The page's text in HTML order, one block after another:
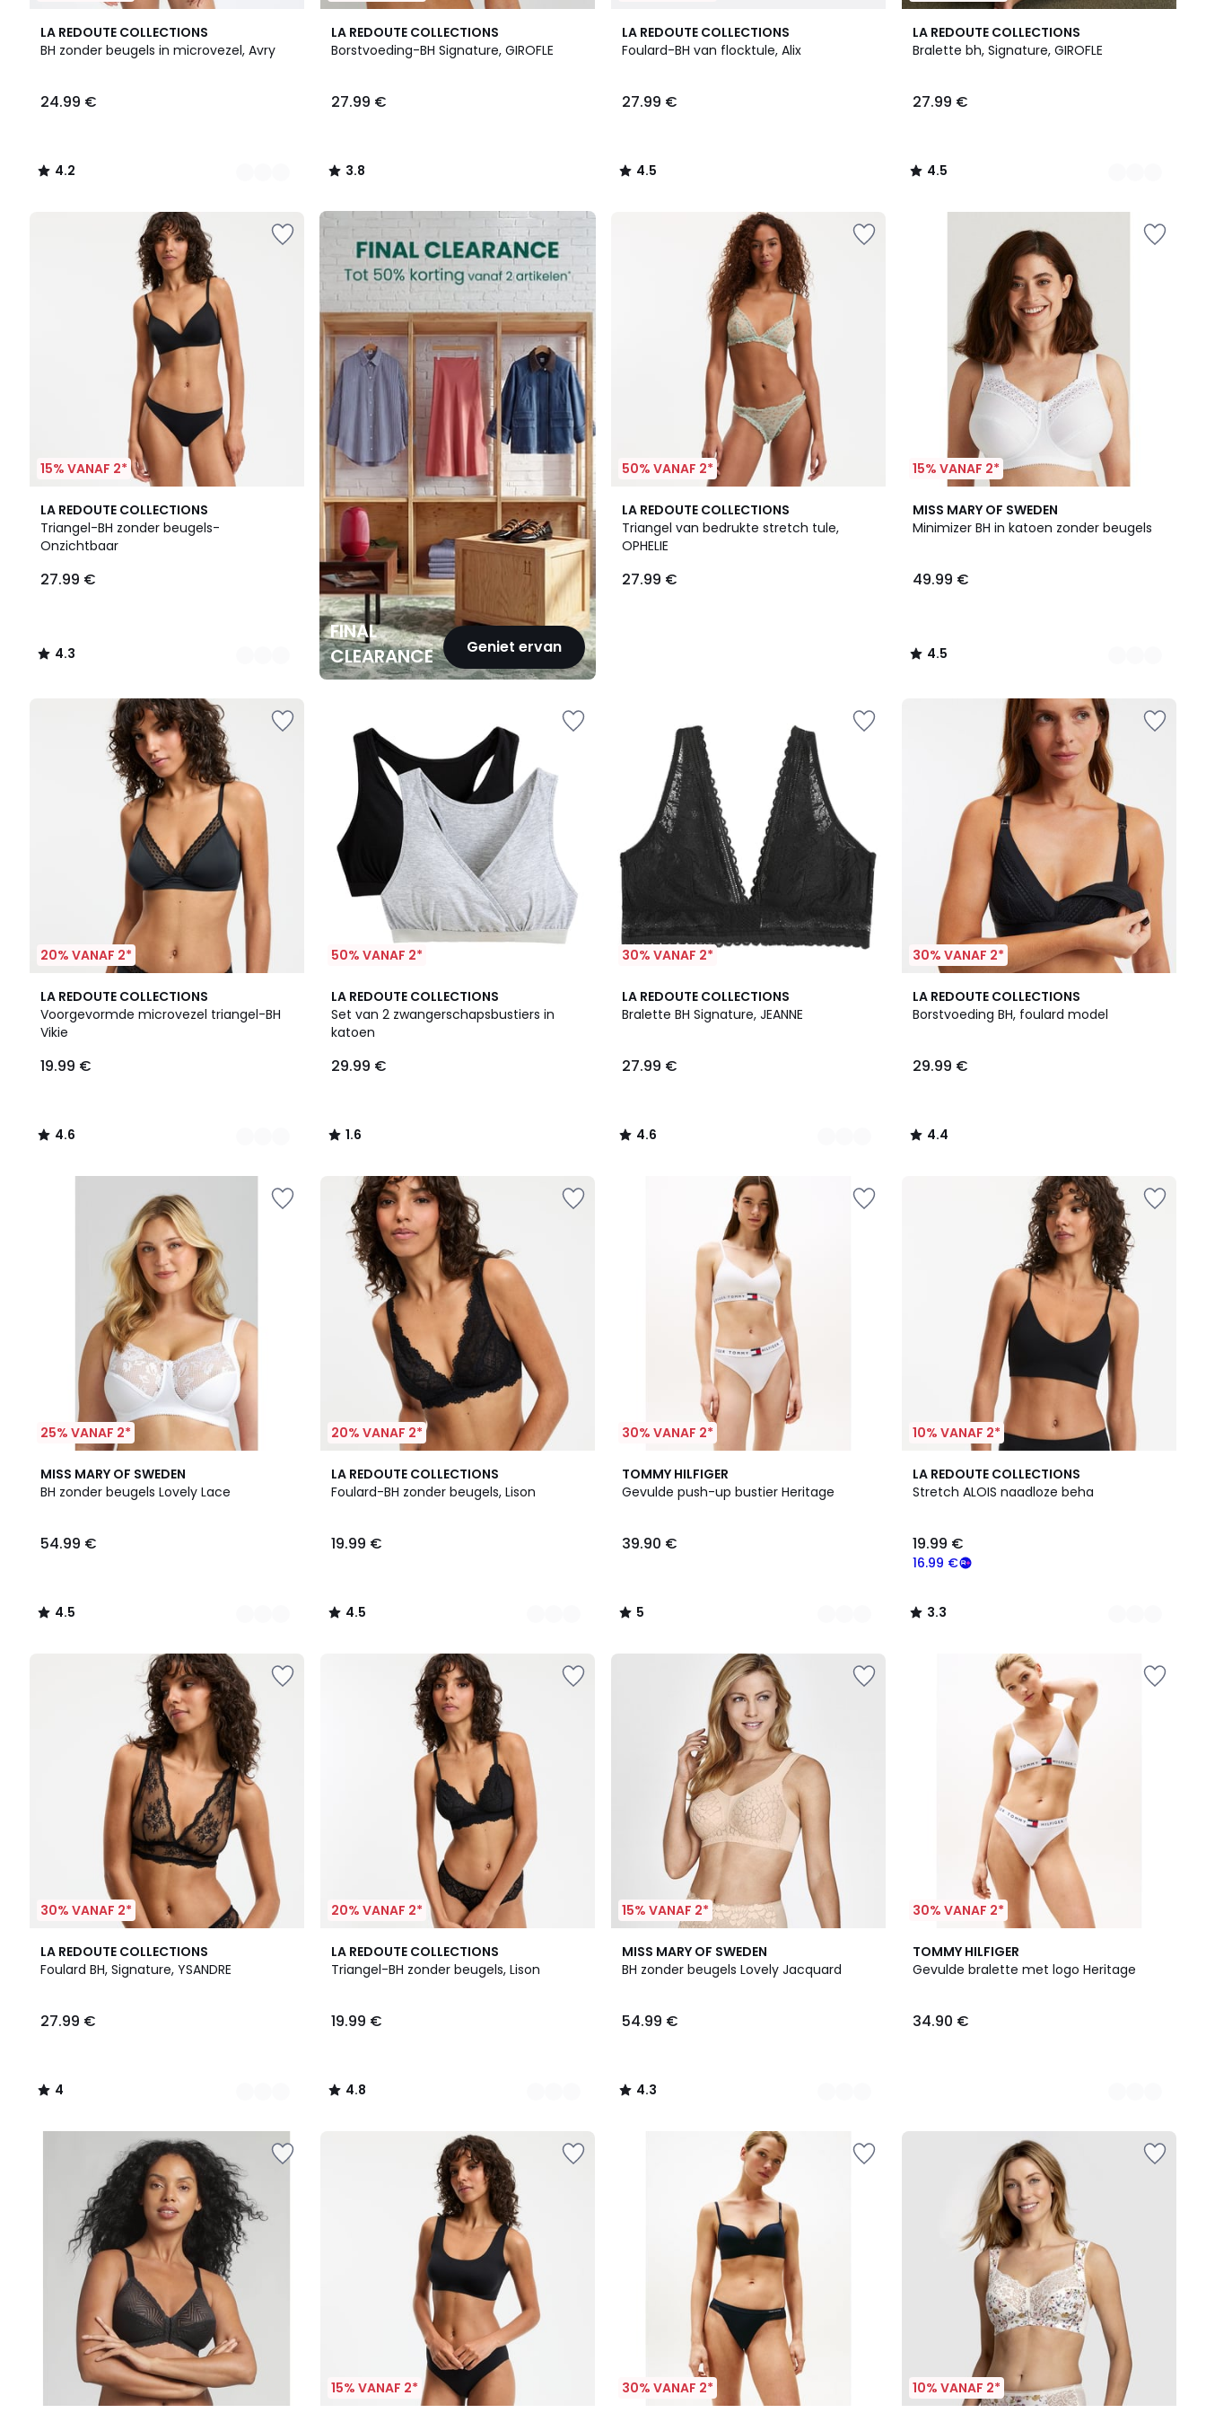
LA REDOUTE COLLECTIONS
BH zonder beugels in microvezel, Avry
€.
24.99 €
4.2
/ 5
3
Kleuren
4.2
/
LA REDOUTE COLLECTIONS
Borstvoeding-BH Signature, GIROFLE
27.99 €
3.8
/ 5
3.8
/
LA REDOUTE COLLECTIONS
Foulard-BH van flocktule, Alix
27.99 €
4.5
/ 5
4.5
/
LA REDOUTE COLLECTIONS
Bralette bh, Signature, GIROFLE
27.99 €
4.5
/ 5
2
Kleuren
4.5
/
15% VANAF 2*
LA REDOUTE COLLECTIONS
Triangel-BH zonder beugels-
Onzichtbaar
27.99 €
4.3
/ 5
3
Kleuren
4.3
/
FINAL
CLEARANCE
Geniet ervan
FINAL
CLEARANCE
50% VANAF 2*
LA REDOUTE COLLECTIONS
Triangel van bedrukte stretch tule,
OPHELIE
27.99 €
15% VANAF 2*
MISS MARY OF SWEDEN
Minimizer BH in katoen zonder beugels
49.99 €
4.5
/ 5
6
Kleuren
4.5
/
20% VANAF 2*
LA REDOUTE COLLECTIONS
Voorgevormde microvezel triangel-BH
Vikie
19.99 €
4.6
/ 5
3
Kleuren
4.6
/
50% VANAF 2*
LA REDOUTE COLLECTIONS
Set van 2 zwangerschapsbustiers in
katoen
29.99 €
1.6
/
5
1.6
/
30% VANAF 2*
LA REDOUTE COLLECTIONS
Bralette BH Signature, JEANNE
27.99 €
4.6
/ 5
3
Kleuren
4.6
/
30% VANAF 2*
LA REDOUTE COLLECTIONS
Borstvoeding BH, foulard model
29.99 €
4.4
/ 5
4.4
/
25% VANAF 2*
MISS MARY OF SWEDEN
BH zonder beugels Lovely Lace
54.99 €
4.5
/ 5
5
Kleuren
4.5
/
20% VANAF 2*
LA REDOUTE COLLECTIONS
Foulard-BH zonder beugels, Lison
19.99 €
4.5
/ 5
3
Kleuren
4.5
/
30% VANAF 2*
TOMMY HILFIGER
Gevulde push-up bustier Heritage
39.90 €
5
/
3
Kleuren
5
/
10% VANAF 2*
LA REDOUTE COLLECTIONS
Stretch ALOIS naadloze beha
16.99 €
19.99 €
3.3
/ 5
3
Kleuren
3.3
/
30% VANAF 2*
LA REDOUTE COLLECTIONS
Foulard BH, Signature, YSANDRE
27.99 €
4
/
2
Kleuren
4
/
20% VANAF 2*
LA REDOUTE COLLECTIONS
Triangel-BH zonder beugels, Lison
19.99 €
4.8
/ 5
3
Kleuren
4.8
/
15% VANAF 2*
MISS MARY OF SWEDEN
BH zonder beugels Lovely Jacquard
54.99 €
4.3
/ 5
2
Kleuren
4.3
/
30% VANAF 2*
TOMMY HILFIGER
Gevulde bralette met logo Heritage
34.90 €
2
Kleuren
15% VANAF 2* 30% VANAF 2* 10% VANAF 2*